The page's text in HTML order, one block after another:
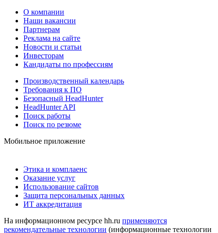
О компании
Наши вакансии
Партнерам
Реклама на сайте
Новости и статьи
Инвесторам
Кандидаты по профессиям
Производственный календарь
Требования к ПО
Безопасный HeadHunter
HeadHunter API
Поиск работы
Поиск по резюме
Мобильное приложение
Этика и комплаенс
Оказание услуг
Использование сайтов
Защита персональных данных
ИТ аккредитация
На информационном ресурсе hh.ru применяются
рекомендательные технологии (информационные технологии